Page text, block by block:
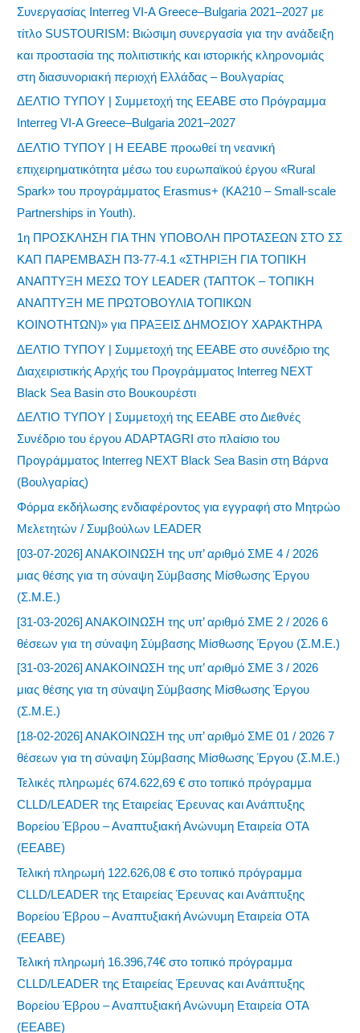
Συνεργασίας Interreg VI-A Greece–Bulgaria 2021–2027 με
τίτλο SUSTOURISM: Βιώσιμη συνεργασία για την ανάδειξη
και προστασία της πολιτιστικής και ιστορικής κληρονομιάς
στη διασυνοριακή περιοχή Ελλάδας – Βουλγαρίας
ΔΕΛΤΙΟ ΤΥΠΟΥ | Συμμετοχή της ΕΕΑΒΕ στο Πρόγραμμα
Interreg VI-A Greece–Bulgaria 2021–2027
ΔΕΛΤΙΟ ΤΥΠΟΥ | Η ΕΕΑΒΕ προωθεί τη νεανική
επιχειρηματικότητα μέσω του ευρωπαϊκού έργου «Rural
Spark» του προγράμματος Erasmus+ (KA210 – Small-scale
Partnerships in Youth).
1η ΠΡΟΣΚΛΗΣΗ ΓΙΑ ΤΗΝ ΥΠΟΒΟΛΗ ΠΡΟΤΑΣΕΩΝ ΣΤΟ ΣΣ
ΚΑΠ ΠΑΡΕΜΒΑΣΗ Π3-77-4.1 «ΣΤΗΡΙΞΗ ΓΙΑ ΤΟΠΙΚΗ
ΑΝΑΠΤΥΞΗ ΜΕΣΩ ΤΟΥ LEADER (ΤΑΠΤΟΚ – ΤΟΠΙΚΗ
ΑΝΑΠΤΥΞΗ ΜΕ ΠΡΩΤΟΒΟΥΛΙΑ ΤΟΠΙΚΩΝ
ΚΟΙΝΟΤΗΤΩΝ)» για ΠΡΑΞΕΙΣ ΔΗΜΟΣΙΟΥ ΧΑΡΑΚΤΗΡΑ
ΔΕΛΤΙΟ ΤΥΠΟΥ | Συμμετοχή της ΕΕΑΒΕ στο συνέδριο της
Διαχειριστικής Αρχής του Προγράμματος Interreg NEXT
Black Sea Basin στο Βουκουρέστι
ΔΕΛΤΙΟ ΤΥΠΟΥ | Συμμετοχή της ΕΕΑΒΕ στο Διεθνές
Συνέδριο του έργου ADAPTAGRI στο πλαίσιο του
Προγράμματος Interreg NEXT Black Sea Basin στη Βάρνα
(Βουλγαρίας)
Φόρμα εκδήλωσης ενδιαφέροντος για εγγραφή στο Μητρώο
Μελετητών / Συμβούλων LEADER
[03-07-2026] ΑΝΑΚΟΙΝΩΣΗ της υπ’ αριθμό ΣΜΕ 4 / 2026
μιας θέσης για τη σύναψη Σύμβασης Μίσθωσης Έργου
(Σ.Μ.Ε.)
[31-03-2026] ΑΝΑΚΟΙΝΩΣΗ της υπ’ αριθμό ΣΜΕ 2 / 2026 6
θέσεων για τη σύναψη Σύμβασης Μίσθωσης Έργου (Σ.Μ.Ε.)
[31-03-2026] ΑΝΑΚΟΙΝΩΣΗ της υπ’ αριθμό ΣΜΕ 3 / 2026
μιας θέσης για τη σύναψη Σύμβασης Μίσθωσης Έργου
(Σ.Μ.Ε.)
[18-02-2026] ΑΝΑΚΟΙΝΩΣΗ της υπ’ αριθμό ΣΜΕ 01 / 2026 7
θέσεων για τη σύναψη Σύμβασης Μίσθωσης Έργου (Σ.Μ.Ε.)
Τελικές πληρωμές 674.622,69 € στο τοπικό πρόγραμμα
CLLD/LEADER της Εταιρείας Έρευνας και Ανάπτυξης
Βορείου Έβρου – Αναπτυξιακή Ανώνυμη Εταιρεία ΟΤΑ
(ΕΕΑΒΕ)
Τελική πληρωμή 122.626,08 € στο τοπικό πρόγραμμα
CLLD/LEADER της Εταιρείας Έρευνας και Ανάπτυξης
Βορείου Έβρου – Αναπτυξιακή Ανώνυμη Εταιρεία ΟΤΑ
(ΕΕΑΒΕ)
Τελική πληρωμή 16.396,74€ στο τοπικό πρόγραμμα
CLLD/LEADER της Εταιρείας Έρευνας και Ανάπτυξης
Βορείου Έβρου – Αναπτυξιακή Ανώνυμη Εταιρεία ΟΤΑ
(ΕΕΑΒΕ)